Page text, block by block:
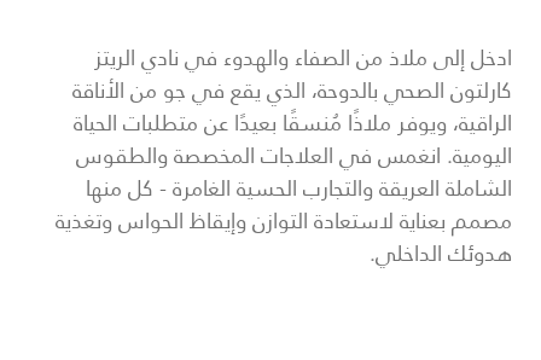
ادخل إلى ملاذ من الصفاء والهدوء في نادي الريتز
كارلتون الصحي بالدوحة، الذي يقع في جو من الأناقة
الراقية، ويوفر ملاذًا مُنسقًا بعيدًا عن متطلبات الحياة
اليومية. انغمس في العلاجات المخصصة والطقوس
الشاملة العريقة والتجارب الحسية الغامرة - كل منها
مصمم بعناية لاستعادة التوازن وإيقاظ الحواس وتغذية
هدوئك الداخلي.